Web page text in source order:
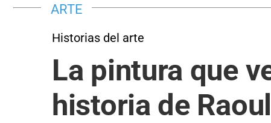
ARTE
Historias del arte
La pintura que
historia de